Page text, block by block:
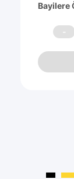
Bayilere